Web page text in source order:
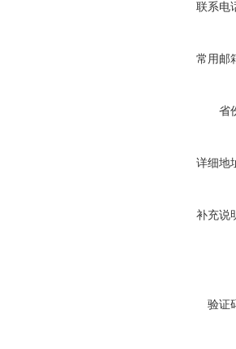
联系电
常用邮
省
详细地
补充说
验证